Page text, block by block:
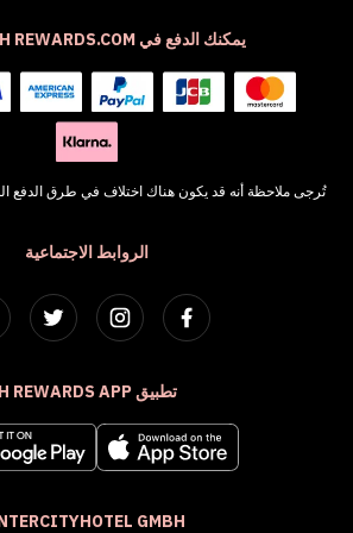
الروابط الاجتماعية
تطبيق H REWARDS APP
GMBH
يمكنك الدفع في H REWARDS.COM باستخدام:
تُرجى ملاحظة أنه قد يكون هناك اختلاف في طرق الدفع